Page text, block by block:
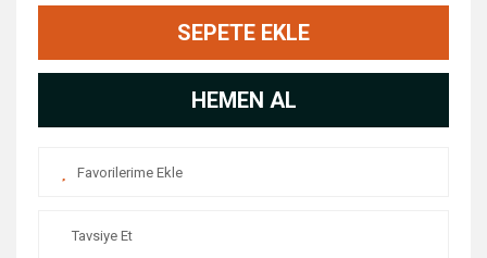
SEPETE EKLE
HEMEN AL
Tavsiye Et